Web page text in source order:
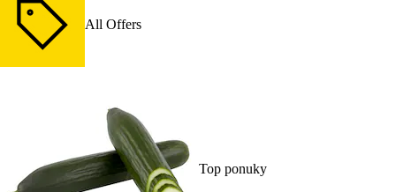
All Offers
Top ponuky